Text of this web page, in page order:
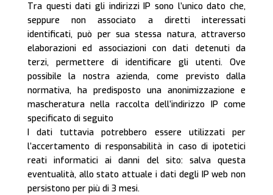
Tra questi dati gli indirizzi IP sono l’unico dato che,
seppure non associato a diretti interessati
identificati, può per sua stessa natura, attraverso
elaborazioni ed associazioni con dati detenuti da
terzi, permettere di identificare gli utenti. Ove
possibile la nostra azienda, come previsto dalla
normativa, ha predisposto una anonimizzazione e
mascheratura nella raccolta dell’indirizzo IP come
specificato di seguito
I dati tuttavia potrebbero essere utilizzati per
l’accertamento di responsabilità in caso di ipotetici
reati informatici ai danni del sito: salva questa
eventualità, allo stato attuale i dati degli IP web non
persistono per più di 3 mesi.